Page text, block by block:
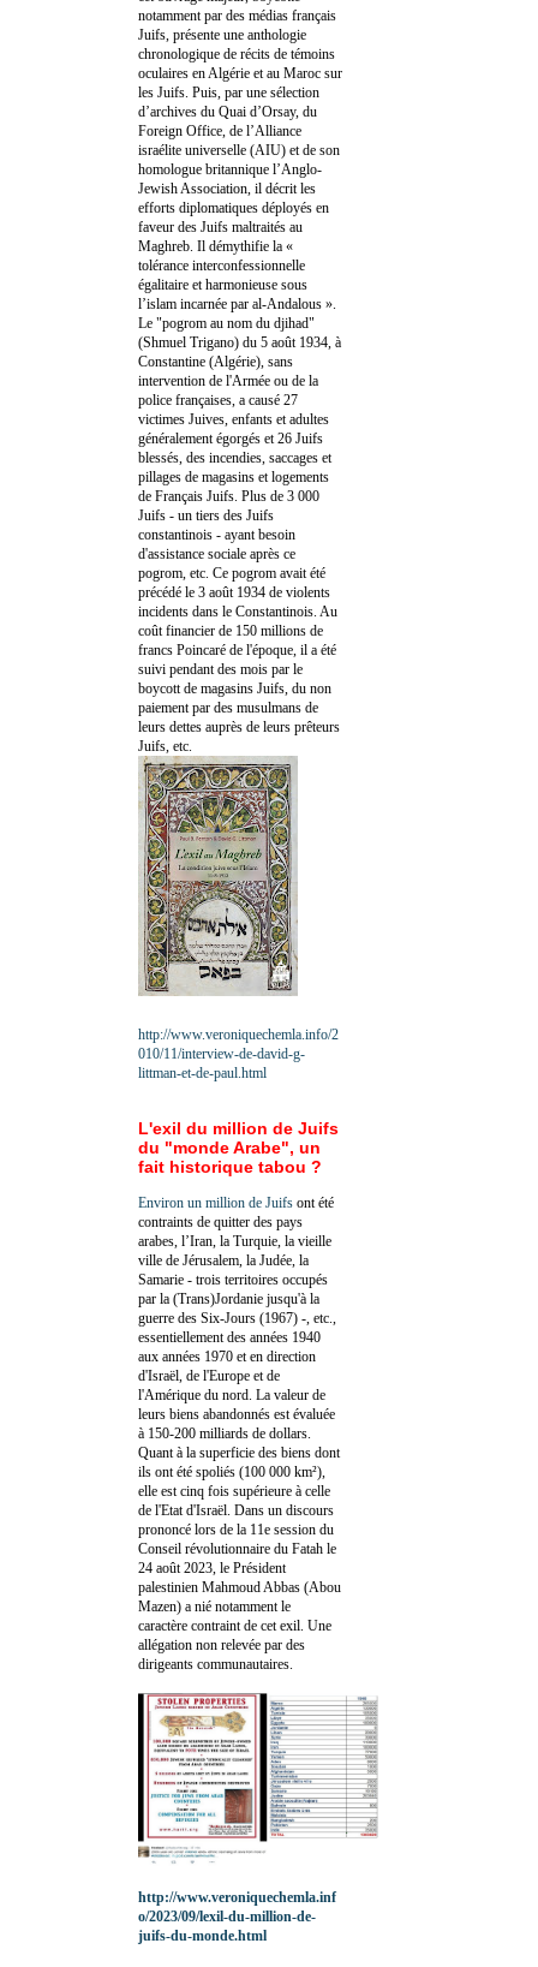
notamment par des médias français
Juifs, présente une anthologie
chronologique de récits de témoins
oculaires en Algérie et au Maroc sur
les Juifs. Puis, par une sélection
d’archives du Quai d’Orsay, du
Foreign Office, de l’Alliance
israélite universelle (AIU) et de son
homologue britannique l’Anglo-
Jewish Association, il décrit les
efforts diplomatiques déployés en
faveur des Juifs maltraités au
Maghreb. Il démythifie la «
tolérance interconfessionnelle
égalitaire et harmonieuse sous
l’islam incarnée par al-Andalous ».
Le "pogrom au nom du djihad"
(Shmuel Trigano) du 5 août 1934, à
Constantine (Algérie), sans
intervention de l'Armée ou de la
police françaises, a causé 27
victimes Juives, enfants et adultes
généralement égorgés et 26 Juifs
blessés, des incendies, saccages et
pillages de magasins et logements
de Français Juifs. Plus de 3 000
Juifs - un tiers des Juifs
constantinois - ayant besoin
d'assistance sociale après ce
pogrom, etc. Ce pogrom avait été
précédé le 3 août 1934 de violents
incidents dans le Constantinois. Au
coût financier de 150 millions de
francs Poincaré de l'époque, il a été
suivi pendant des mois par le
boycott de magasins Juifs, du non
paiement par des musulmans de
leurs dettes auprès de leurs prêteurs
Juifs, etc.
http://www.veroniquechemla.info/2
010/11/interview-de-david-g-
littman-et-de-paul.html
L'exil du million de Juifs
du "monde Arabe", un
fait historique tabou ?
Environ un million de Juifs ont été
contraints de quitter des pays
arabes, l’Iran, la Turquie, la vieille
ville de Jérusalem, la Judée, la
Samarie - trois territoires occupés
par la (Trans)Jordanie jusqu'à la
guerre des Six-Jours (1967) -, etc.,
essentiellement des années 1940
aux années 1970 et en direction
d'Israël, de l'Europe et de
l'Amérique du nord. La valeur de
leurs biens abandonnés est évaluée
à 150-200 milliards de dollars.
Quant à la superficie des biens dont
ils ont été spoliés (100 000 km²),
elle est cinq fois supérieure à celle
de l'Etat d'Israël. Dans un discours
prononcé lors de la 11e session du
Conseil révolutionnaire du Fatah le
24 août 2023, le Président
palestinien Mahmoud Abbas (Abou
Mazen) a nié notamment le
caractère contraint de cet exil. Une
allégation non relevée par des
dirigeants communautaires.
http://www.veroniquechemla.inf
o/2023/09/lexil-du-million-de-
juifs-du-monde.html